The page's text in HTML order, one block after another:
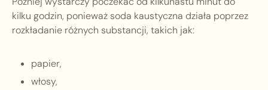
kilku godzin, ponieważ soda kaustyczna działa poprzez
rozkładanie różnych substancji, takich jak:
papier,
włosy,